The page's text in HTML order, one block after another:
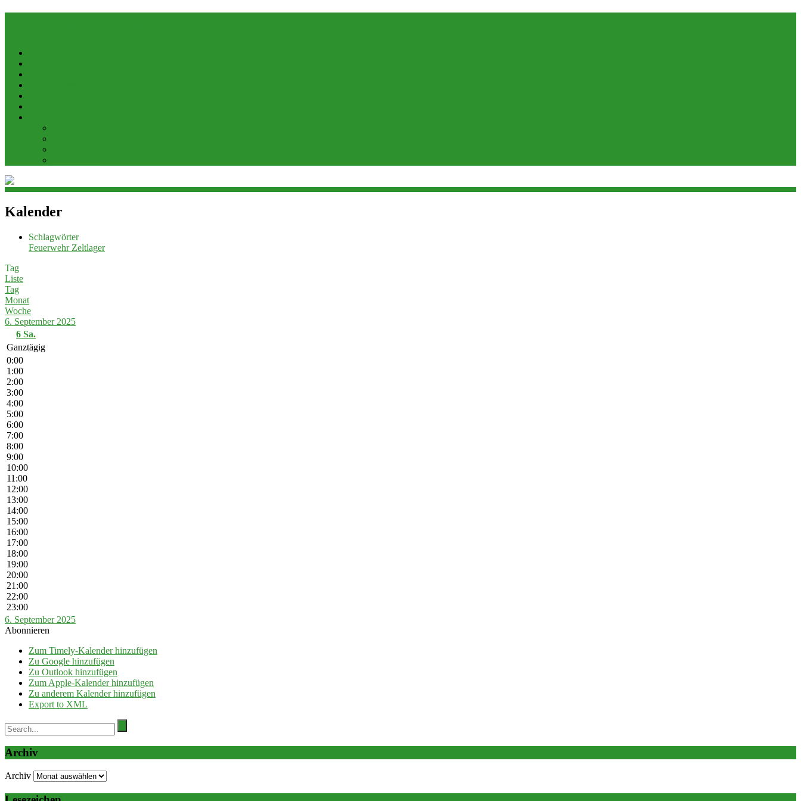
Kalender
Schlagwörter
Feuerwehr Zeltlager
Tag
Liste
Tag
Monat
Woche
6. September 2025
6 Sa.
Ganztägig
0:00
1:00
2:00
3:00
4:00
5:00
6:00
7:00
8:00
9:00
10:00
11:00
12:00
13:00
14:00
15:00
16:00
17:00
18:00
19:00
20:00
21:00
22:00
23:00
6. September 2025
Abonnieren
Zum Timely-Kalender hinzufügen
Zu Google hinzufügen
Zu Outlook hinzufügen
Zum Apple-Kalender hinzufügen
Zu anderem Kalender hinzufügen
Export to XML
Archiv
Archiv